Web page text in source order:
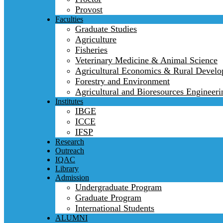
Provost
Faculties
Graduate Studies
Agriculture
Fisheries
Veterinary Medicine & Animal Science
Agricultural Economics & Rural
Forestry and Environment
Agricultural and Bioresources
Institutes
IBGE
ICCE
IFSP
Research
Outreach
IQAC
Library
Admission
Undergraduate Program
Graduate Program
International Students
ALUMNI